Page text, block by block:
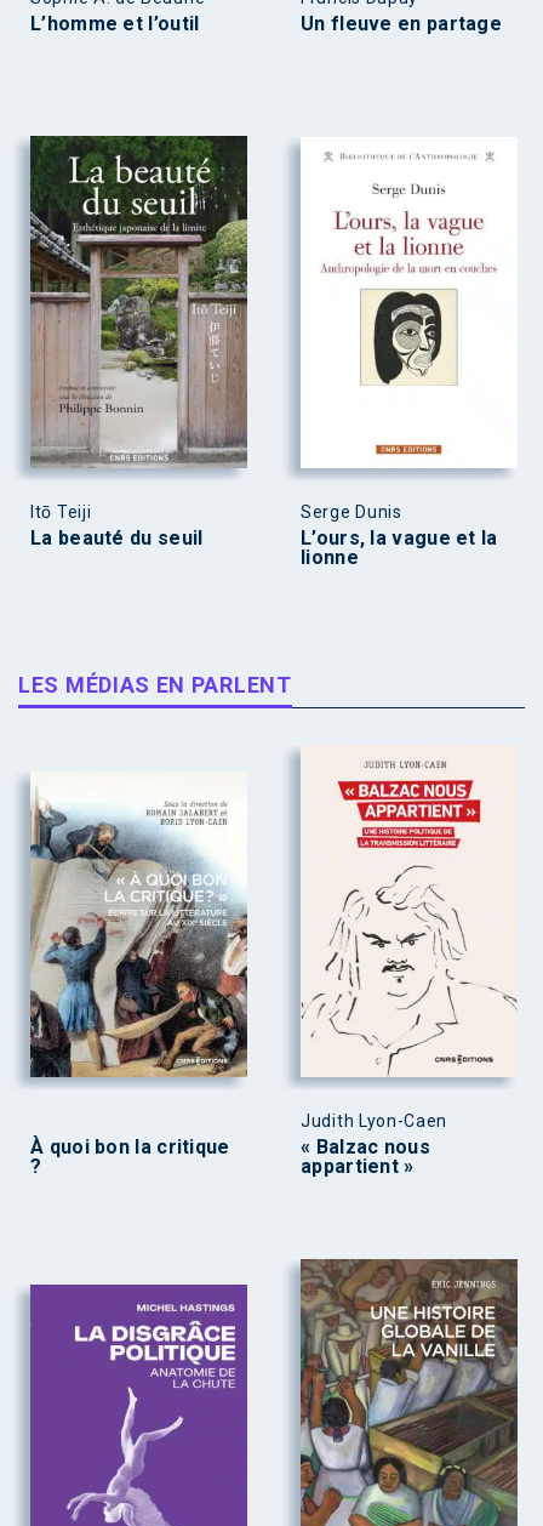
L’homme et l’outil Un fleuve en partage
Itō Teiji
La beauté du seuil
Serge Dunis
L’ours, la vague et la
lionne
LES MÉDIAS EN PARLENT
À quoi bon la critique
?
Judith Lyon-Caen
« Balzac nous
appartient »